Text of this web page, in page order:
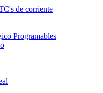
de corriente
Programables